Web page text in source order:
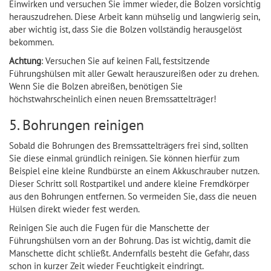
Einwirken und versuchen Sie immer wieder, die Bolzen vorsichtig
herauszudrehen. Diese Arbeit kann mühselig und langwierig sein,
aber wichtig ist, dass Sie die Bolzen vollständig herausgelöst
bekommen.
Achtung: Versuchen Sie auf keinen Fall, festsitzende
Führungshülsen mit aller Gewalt herauszureißen oder zu drehen.
Wenn Sie die Bolzen abreißen, benötigen Sie
höchstwahrscheinlich einen neuen Bremssattelträger!
5. Bohrungen reinigen
Sobald die Bohrungen des Bremssattelträgers frei sind, sollten
Sie diese einmal gründlich reinigen. Sie können hierfür zum
Beispiel eine kleine Rundbürste an einem Akkuschrauber nutzen.
Dieser Schritt soll Rostpartikel und andere kleine Fremdkörper
aus den Bohrungen entfernen. So vermeiden Sie, dass die neuen
Hülsen direkt wieder fest werden.
Reinigen Sie auch die Fugen für die Manschette der
Führungshülsen vorn an der Bohrung. Das ist wichtig, damit die
Manschette dicht schließt. Andernfalls besteht die Gefahr, dass
schon in kurzer Zeit wieder Feuchtigkeit eindringt.